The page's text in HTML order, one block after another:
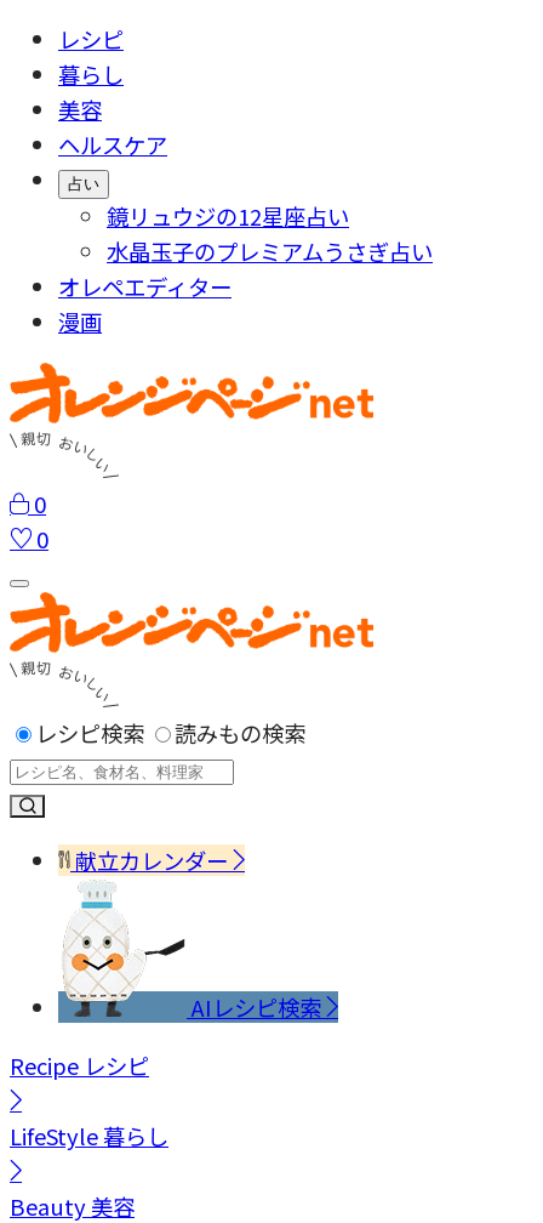
レシピ
暮らし
美容
ヘルスケア
占い
鏡リュウジの12星座占い
水晶玉子のプレミアムうさぎ占い
オレペエディター
漫画
0
0
レシピ検索 読みもの検索
献立カレンダー
AIレシピ検索
Recipe レシピ
LifeStyle暮らし
Beauty美容